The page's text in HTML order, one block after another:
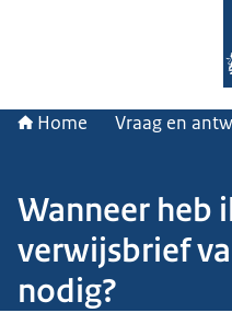
Home Vraag en
Wanneer heb
verwijsbrief
nodig?